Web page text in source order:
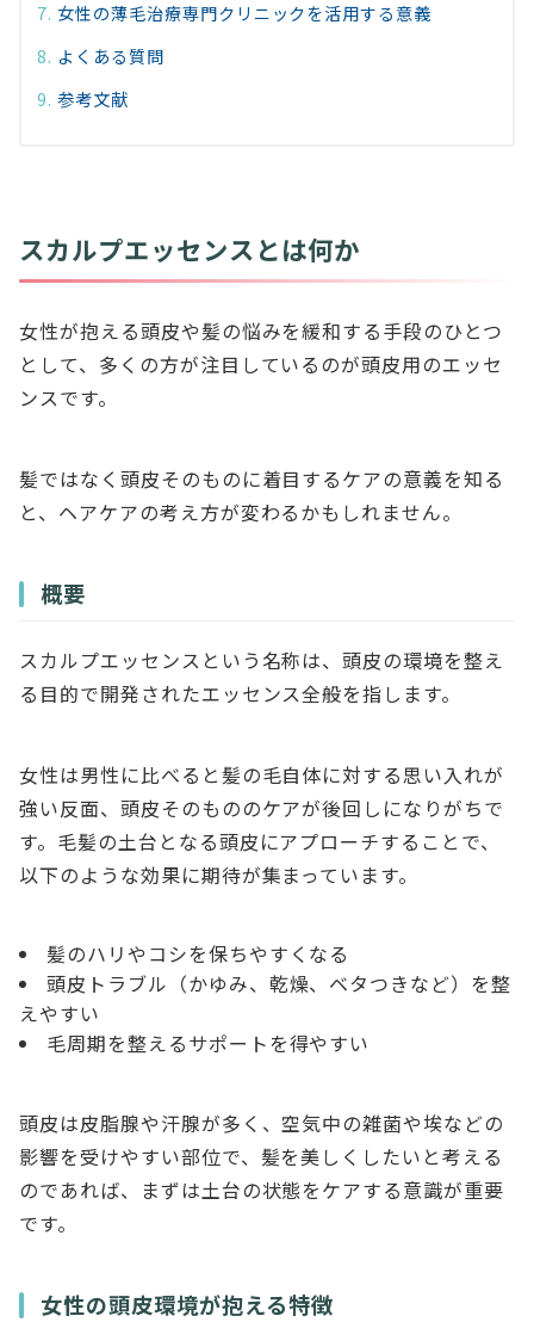
女性の薄毛治療専門クリニックを活用する意義
よくある質問
参考文献
スカルプエッセンスとは何か
女性が抱える頭皮や髪の悩みを緩和する手段のひとつ
として、多くの方が注目しているのが頭皮用のエッセ
ンスです。
髪ではなく頭皮そのものに着目するケアの意義を知る
と、ヘアケアの考え方が変わるかもしれません。
概要
スカルプエッセンスという名称は、頭皮の環境を整え
る目的で開発されたエッセンス全般を指します。
女性は男性に比べると髪の毛自体に対する思い入れが
強い反面、頭皮そのもののケアが後回しになりがちで
す。毛髪の土台となる頭皮にアプローチすることで、
以下のような効果に期待が集まっています。
髪のハリやコシを保ちやすくなる
頭皮トラブル（かゆみ、乾燥、ベタつきなど）を整
えやすい
毛周期を整えるサポートを得やすい
頭皮は皮脂腺や汗腺が多く、空気中の雑菌や埃などの
影響を受けやすい部位で、髪を美しくしたいと考える
のであれば、まずは土台の状態をケアする意識が重要
です。
女性の頭皮環境が抱える特徴